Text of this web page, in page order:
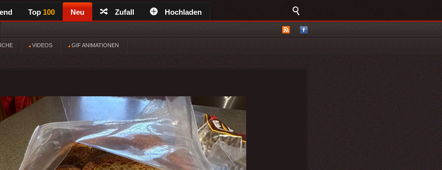
Top 100 Neu Zufall Hochladen
VIDEOS GIF ANIMATIONEN